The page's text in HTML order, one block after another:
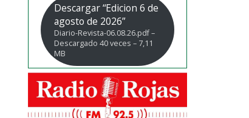
Descargar “Edicion 6 de
agosto de 2026”
Diario-Revista-06.08.26.pdf –
Descargado 40 veces – 7,11
MB